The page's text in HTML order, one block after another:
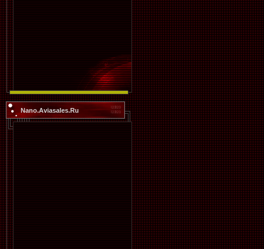
Nano.Aviasales.Ru